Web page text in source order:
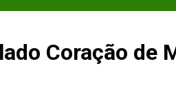
Coração de